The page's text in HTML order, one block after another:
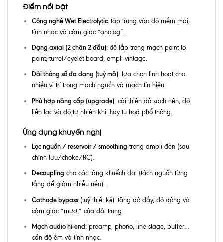
Điểm nổi bật
Công nghệ Wet Electrolytic: tập trung vào độ mềm mại,
tính nhạc và cảm giác “analog”.
Dạng axial (2 chân 2 đầu): dễ lắp trong mạch point-to-
point, turret/eyelet board, ampli vintage.
Dải thông số đa dạng (tuỳ mã): lựa chọn linh hoạt cho
nhiều vị trí trong mạch nguồn và mạch tín hiệu.
Phù hợp nâng cấp (upgrade): cải thiện độ sạch nền, độ
liền lạc và độ tự nhiên khi thay tụ hoá phổ thông.
Ứng dụng khuyến nghị
Lọc nguồn / reservoir / smoothing trong ampli đèn (sau
chỉnh lưu/choke/RC).
Decoupling cho các tầng khuếch đại (tách nguồn từng
tầng để giảm nhiễu nền).
Cathode bypass (tuỳ thiết kế): tăng độ đầy, độ động và
cảm giác “mượt” của dải trung.
Mạch audio hi-end: preamp, phono, line stage, buffer…
cần độ êm và tính nhạc.